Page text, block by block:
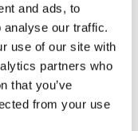
and ads, to
analyse our traffic.
use of our site with
partners who
that you’ve
from your use
(Montag bis
noch am selben